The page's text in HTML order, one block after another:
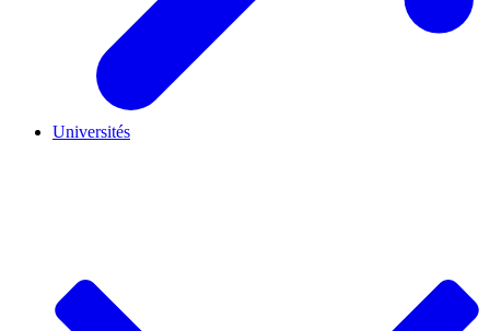
Universités